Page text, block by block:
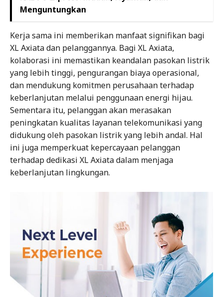
Menguntungkan
Kerja sama ini memberikan manfaat signifikan bagi
XL Axiata dan pelanggannya. Bagi XL Axiata,
kolaborasi ini memastikan keandalan pasokan listrik
yang lebih tinggi, pengurangan biaya operasional,
dan mendukung komitmen perusahaan terhadap
keberlanjutan melalui penggunaan energi hijau.
Sementara itu, pelanggan akan merasakan
peningkatan kualitas layanan telekomunikasi yang
didukung oleh pasokan listrik yang lebih andal. Hal
ini juga memperkuat kepercayaan pelanggan
terhadap dedikasi XL Axiata dalam menjaga
keberlanjutan lingkungan.